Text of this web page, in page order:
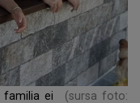
familia ei
(sursa foto: